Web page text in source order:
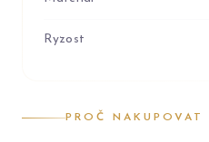
Ryzost
PROČ NAKUPOVAT